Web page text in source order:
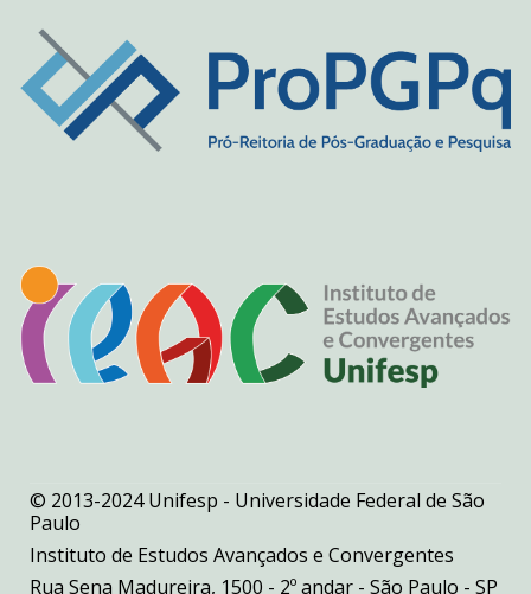
© 2013-2024 Unifesp - Universidade Federal de São
Paulo
Instituto de Estudos Avançados e Convergentes
Rua Sena Madureira, 1500 - 2º andar - São Paulo - SP